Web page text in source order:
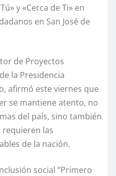
y «Cerca de Ti» en
en San José de
de Proyectos
la Presidencia
afirmó este viernes que
se mantiene atento, no
del país, sino también
requieren las
de la nación.
social “Primero